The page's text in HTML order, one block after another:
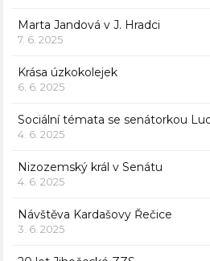
Marta Jandová v J. Hradci
7. 6. 2025
Krása úzkokolejek
6. 6. 2025
Sociální témata se senátorkou
4. 6. 2025
Nizozemský král v Senátu
4. 6. 2025
Návštěva Kardašovy Řečice
3. 6. 2025